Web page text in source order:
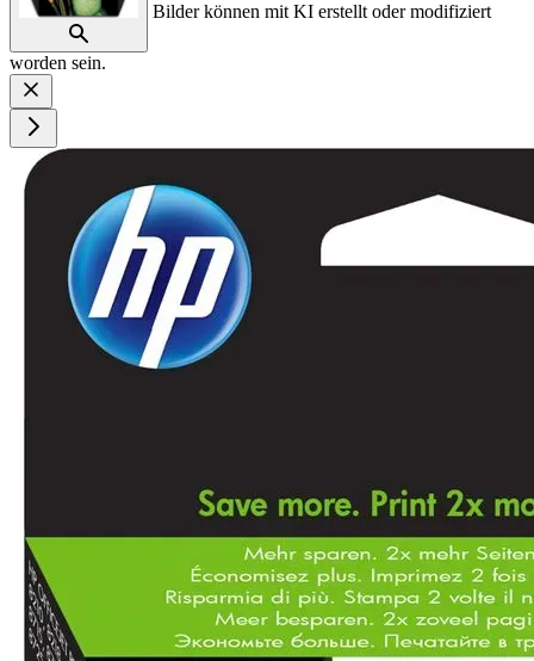
Bilder können mit KI erstellt oder modifiziert
worden sein.